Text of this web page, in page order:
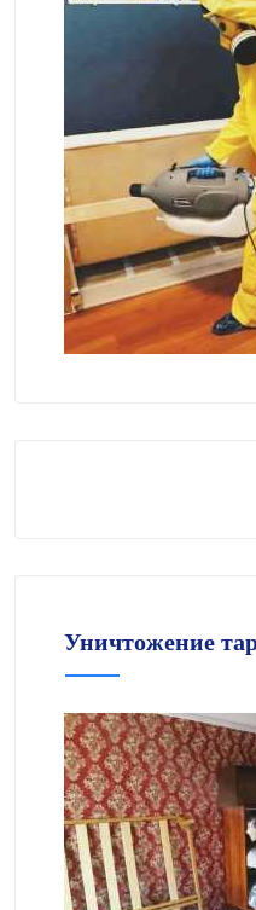
Уничтожение